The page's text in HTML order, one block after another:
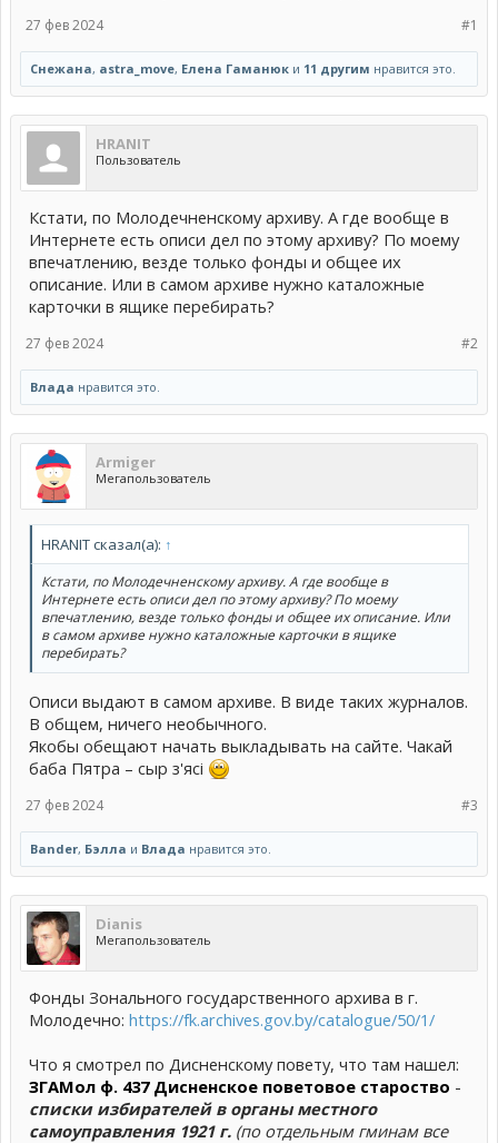
#1
27 фев 2024
Снежана, astra_move, Елена Гаманюк и 11 другим нравится это.
HRANIT
Пользователь
Кстати, по Молодечненскому архиву. А где вообще в
Интернете есть описи дел по этому архиву? По моему
впечатлению, везде только фонды и общее их
описание. Или в самом архиве нужно каталожные
карточки в ящике перебирать?
#2
27 фев 2024
Влада нравится это.
Armiger
Мегапользователь
HRANIT сказал(а): ↑
Кстати, по Молодечненскому архиву. А где вообще в
Интернете есть описи дел по этому архиву? По моему
впечатлению, везде только фонды и общее их описание. Или
в самом архиве нужно каталожные карточки в ящике
перебирать?
Описи выдают в самом архиве. В виде таких журналов.
В общем, ничего необычного.
Якобы обещают начать выкладывать на сайте. Чакай
баба Пятра – сыр з'ясi
#3
27 фев 2024
Bander, Бэлла и Влада нравится это.
Dianis
Мегапользователь
Фонды Зонального государственного архива в г.
Молодечно: https://fk.archives.gov.by/catalogue/50/1/
Что я смотрел по Дисненскому повету, что там нашел:
ЗГАМол ф. 437 Дисненское поветовое староство -
списки избирателей в органы местного
самоуправления 1921 г. (по отдельным гминам все